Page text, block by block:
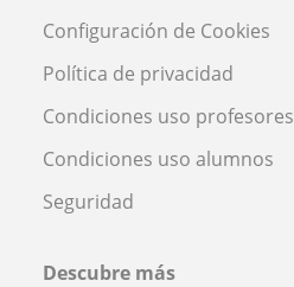
Configuración de Cookies
Política de privacidad
Condiciones uso profesores
Condiciones uso alumnos
Seguridad
Descubre más